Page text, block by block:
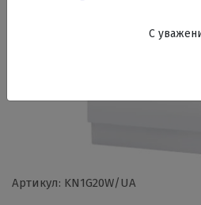
Артикул: KN1G20W/UA
C